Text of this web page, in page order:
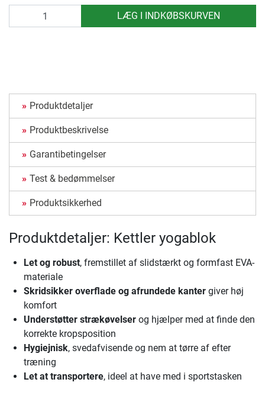
LÆG I INDKØBSKURVEN
Produktdetaljer
Produktbeskrivelse
Garantibetingelser
Test & bedømmelser
Produktsikkerhed
Produktdetaljer: Kettler yogablok
Let og robust, fremstillet af slidstærkt og formfast EVA-
materiale
Skridsikker overflade og afrundede kanter giver høj
komfort
Understøtter strækøvelser og hjælper med at finde den
korrekte kropsposition
Hygiejnisk, svedafvisende og nem at tørre af efter
træning
Let at transportere, ideel at have med i sportstasken